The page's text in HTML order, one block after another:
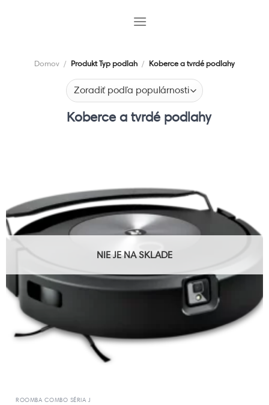
Domov / Produkt Typ podlah / Koberce a tvrdé podlahy
Koberce a tvrdé podlahy
NIE JE NA SKLADE
ROOMBA COMBO SÉRIA J